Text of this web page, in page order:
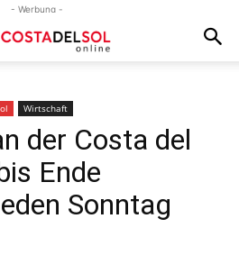
- Werbung -
Wirtschaft
der Costa del
Ende
Sonntag